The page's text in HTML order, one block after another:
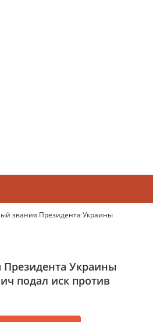
звания Президента Украины
Украины
подал иск против